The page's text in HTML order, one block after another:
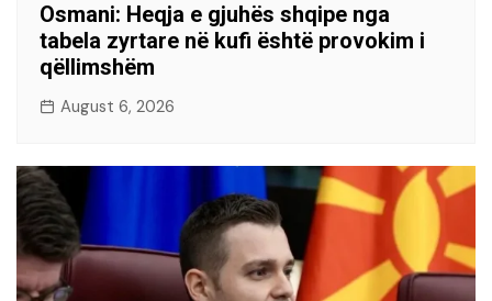
Osmani: Heqja e gjuhës shqipe nga
tabela zyrtare në kufi është provokim i
qëllimshëm
August 6, 2026